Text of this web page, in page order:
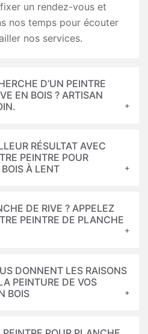
un rendez-vous et
nos temps pour écouter
nos services.
D’UN PEINTRE
EN BOIS ? ARTISAN
RÉSULTAT AVEC
PEINTRE POUR
À LENT
DE RIVE ? APPELEZ
PEINTRE DE PLANCHE
DONNENT LES RAISONS
PEINTURE DE VOS
BOIS